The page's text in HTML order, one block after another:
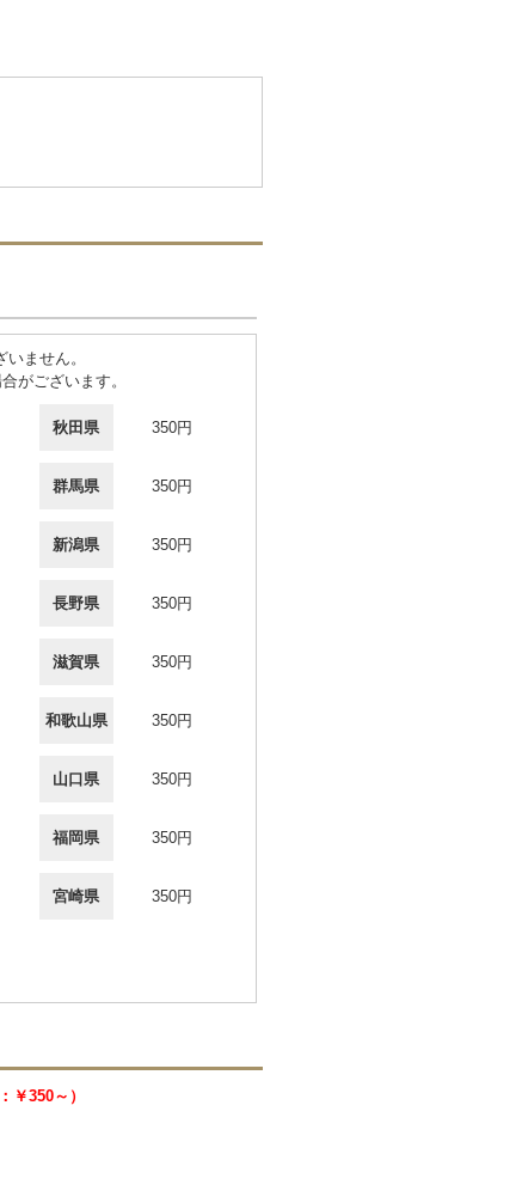
ません。
がございます。
秋田県 350円
群馬県 350円
新潟県 350円
長野県 350円
滋賀県 350円
和歌山県 350円
山口県 350円
福岡県 350円
宮崎県 350円
￥350～）